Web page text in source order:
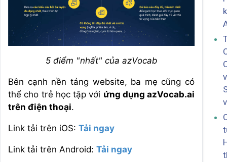
5 điểm "nhất" của azVocab
Bên cạnh nền tảng website, ba mẹ cũng có
thể cho trẻ học tập với ứng dụng azVocab.ai
trên điện thoại.
Link tải trên iOS: Tải ngay
Link tải trên Android: Tải ngay